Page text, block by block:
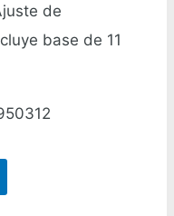
de
base de 11